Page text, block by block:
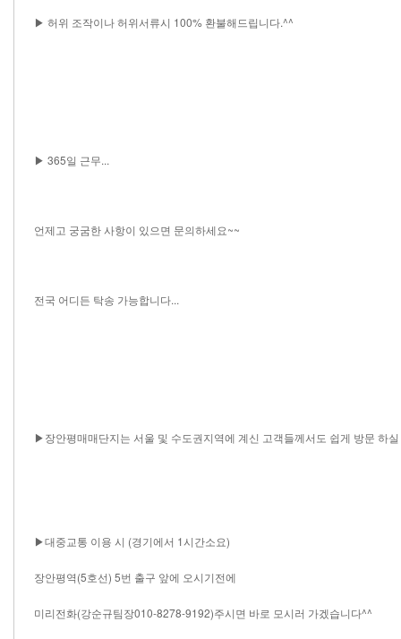
▶ 허위 조작이나 허위서류시 100% 환불해드립니다.^^
▶ 365일 근무...
언제고 궁굼한 사항이 있으면 문의하세요~~
전국 어디든 탁송 가능합니다...
▶장안평매매단지는 서울 및 수도권지역에 계신 고객들께서도 쉽게 방문 하
▶대중교통 이용 시 (경기에서 1시간소요)
장안평역(5호선) 5번 출구 앞에 오시기전에
미리전화(강순규팀장010-8278-9192)주시면 바로 모시러 가겠습니다^^